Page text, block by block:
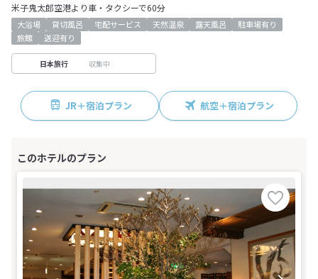
米子鬼太郎空港より車・タクシーで60分
大浴場 貸切風呂 宅配サービス 天然温泉 露天風呂
駐車場有り
旅館
送迎有り
日本旅行 収集中
JR＋宿泊プラン 航空＋宿泊プラン